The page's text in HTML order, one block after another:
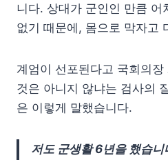
니다. 상대가 군인인 만큼 어
없기 때문에, 몸으로 막자고
계엄이 선포된다고 국회의
것은 아니지 않냐는 검사의
은 이렇게 말했습니다.
저도 군생활 6년을 했습